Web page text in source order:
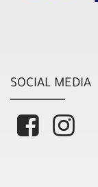
SOCIAL MEDIA